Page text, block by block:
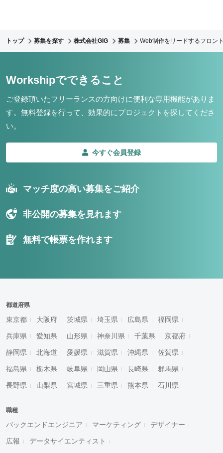
トップ 募集を探す 株式会社GIG 募集 Web制作をリードするフロン
Workshipでできること
ご登録頂いたフリーランスの方向けに便利な専用機能がありま
す。 無料登録を行って、効果的にプロジェクトを探してくださ
い。
今すぐ会員登録
マッチ度の高い募集をご紹介
非公開の募集を見れます
無料で帳票を作れます
都道府県
東京都 大阪府 茨城県 埼玉県 広島県 福岡県
兵庫県 愛知県 山形県 神奈川県 千葉県 京都府
静岡県 北海道 愛媛県 滋賀県 沖縄県 佐賀県
福島県 栃木県 岐阜県 岡山県 長崎県 群馬県
長野県 山梨県 宮城県 三重県 熊本県 石川県
職種
バックエンドエンジニア マーケティング デザイナー
広報 データサイエンティスト